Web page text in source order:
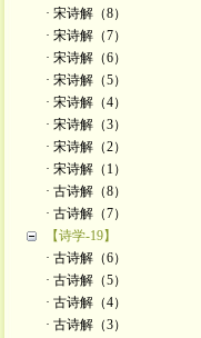
· 宋诗解（8）
· 宋诗解（7）
· 宋诗解（6）
· 宋诗解（5）
· 宋诗解（4）
· 宋诗解（3）
· 宋诗解（2）
· 宋诗解（1）
· 古诗解（8）
· 古诗解（7）
【诗学-19】
· 古诗解（6）
· 古诗解（5）
· 古诗解（4）
· 古诗解（3）